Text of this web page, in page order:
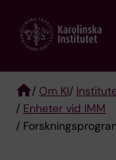
main
Breadcrumb
/ Om KI/
/ Enheter vid IMM
/